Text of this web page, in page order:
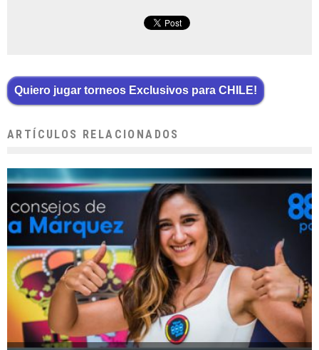
Quiero jugar torneos Exclusivos para CHILE!
ARTÍCULOS RELACIONADOS